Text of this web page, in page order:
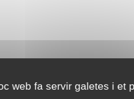
web fa servir galetes i et